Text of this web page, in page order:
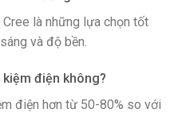
là những lựa chọn tốt
và độ bền.
điện không?
điện hơn từ 50-80% so với